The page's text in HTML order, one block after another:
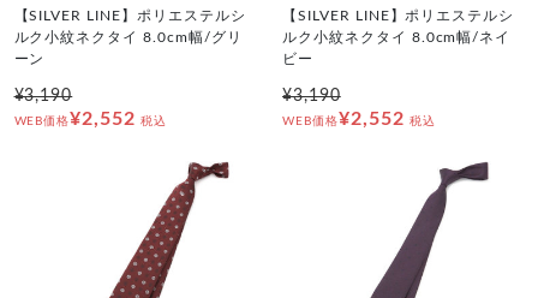
【SILVER LINE】ポリエステルシ
ルク小紋ネクタイ 8.0cm幅/グリ
ーン
¥3,190
WEB価格¥2,552 税込
【SILVER LINE】ポリエステルシ
ルク小紋ネクタイ 8.0cm幅/ネイ
ビー
¥3,190
WEB価格¥2,552 税込